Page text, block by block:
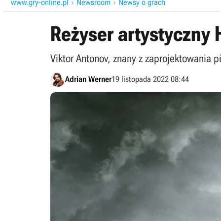
www.gry-online.pl  Newsroom  Newsy o grach
Reżyser artystyczny
Viktor Antonov, znany z zaprojektowania
Adrian Werner19 listopada 2022 08:44